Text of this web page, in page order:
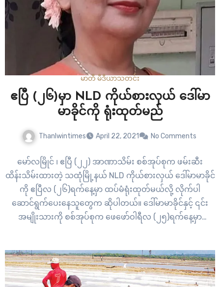
မာတီ မီဒီယာသတင်း
ဧပြီ (၂၆)မှာ NLD ကိုယ်စားလှယ် ဒေါ်မာ
မာခိုင်ကို ရုံးထုတ်မည်
Thanlwintimes April 22, 2021 No Comments
မော်လမြိုင် ၊ ဧပြီ (၂၂) အာဏာသိမ်း စစ်အုပ်စုက ဖမ်းဆီး
ထိန်းသိမ်းထားတဲ့ သထုံမြို့နယ် NLD ကိုယ်စားလှယ် ဒေါ်မာမာခိုင်
ကို ဧပြီလ (၂၆)ရက်နေ့မှာ ထပ်မံရုံးထုတ်မယ်လို့ လိုက်ပါ
ဆောင်ရွက်ပေးနေသူတွေက ဆိုပါတယ်။ ဒေါ်မာမာခိုင်နှင့် ၎င်း
အမျိုးသားကို စစ်အုပ်စုက ဖေဖော်ဝါရီလ (၂၅)ရက်နေ့မှာ